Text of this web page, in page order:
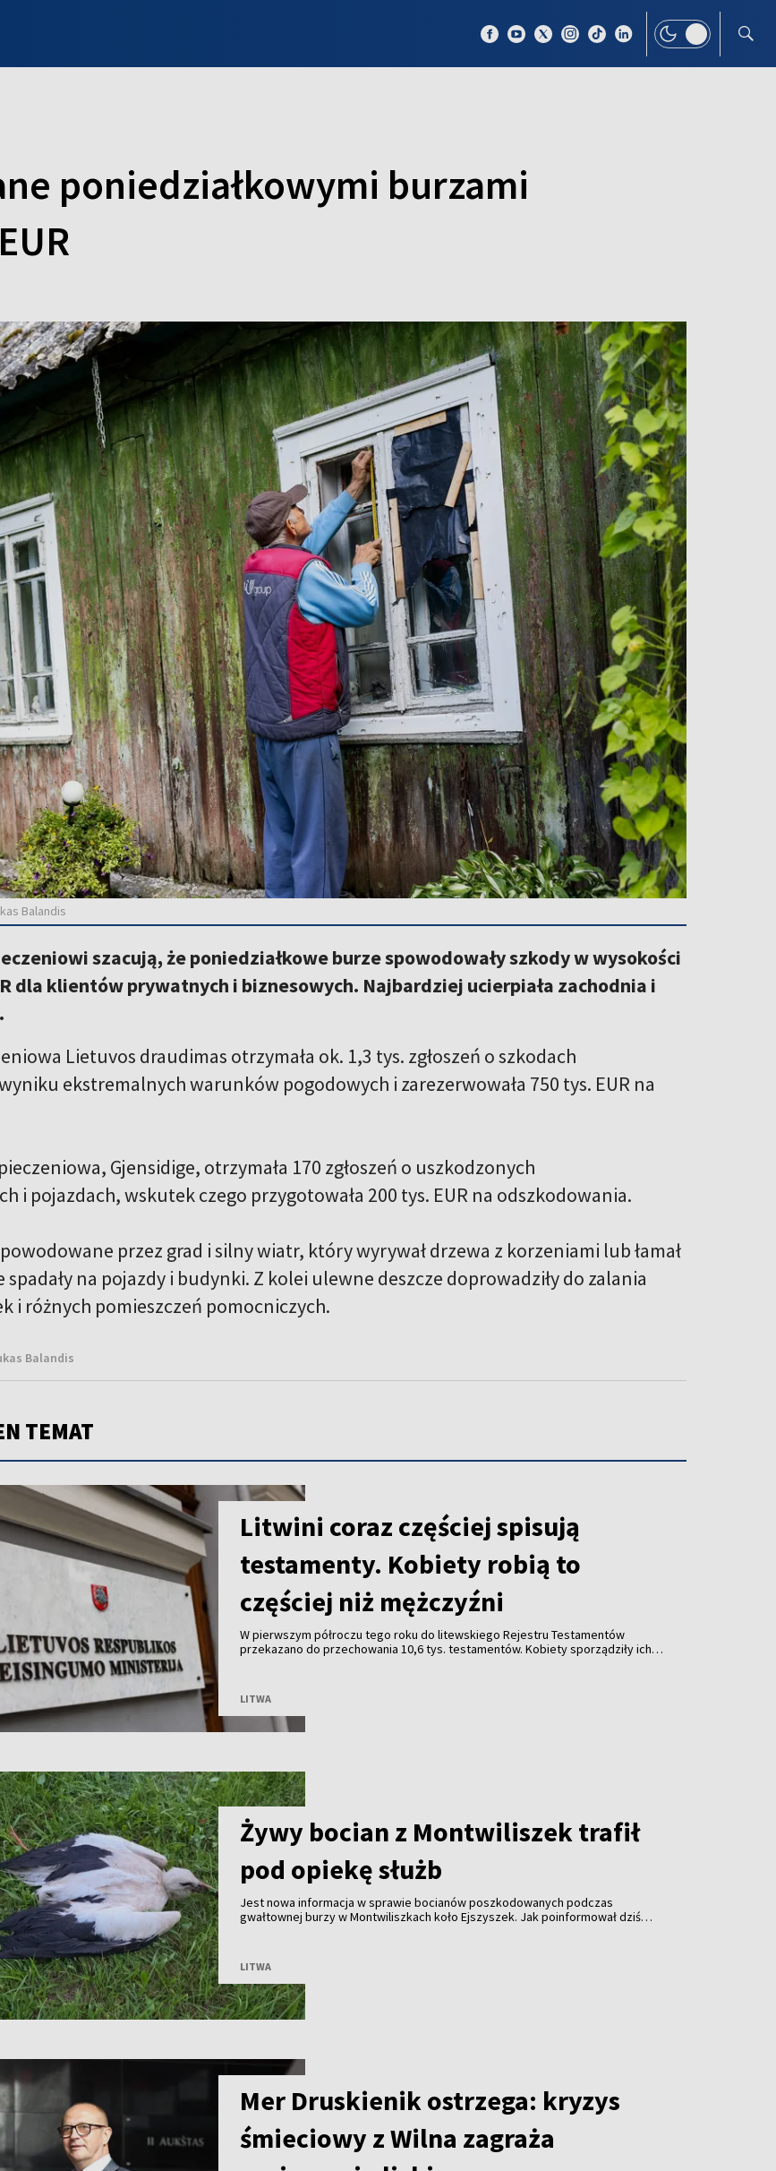
poniedziałkowymi burzami
Balandis
szacują, że poniedziałkowe burze spowodowały szkody w wysokości
dla klientów prywatnych i biznesowych. Najbardziej ucierpiała zachodnia i
Lietuvos draudimas otrzymała ok. 1,3 tys. zgłoszeń o szkodach
ekstremalnych warunków pogodowych i zarezerwowała 750 tys. EUR na
Gjensidige, otrzymała 170 zgłoszeń o uszkodzonych
i pojazdach, wskutek czego przygotowała 200 tys. EUR na odszkodowania.
przez grad i silny wiatr, który wyrywał drzewa z korzeniami lub łamał
spadały na pojazdy i budynki. Z kolei ulewne deszcze doprowadziły do zalania
i różnych pomieszczeń pomocniczych.
Balandis
TEMAT
Litwini coraz częściej spisują
testamenty. Kobiety robią to
częściej niż mężczyźni
W pierwszym półroczu tego roku do litewskiego Rejestru Testamentów
przekazano do przechowania 10,6 tys. testamentów. Kobiety sporządziły ich
LITWA
Żywy bocian z Montwiliszek trafił
pod opiekę służb
Jest nowa informacja w sprawie bocianów poszkodowanych podczas
gwałtownej burzy w Montwiliszkach koło Ejszyszek. Jak poinformował dziś
LITWA
Mer Druskienik ostrzega: kryzys
śmieciowy z Wilna zagraża